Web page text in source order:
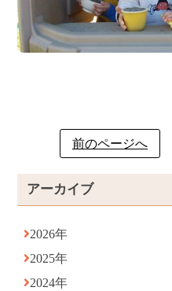
アーカイブ
2026年
2025年
2024年
前のページへ